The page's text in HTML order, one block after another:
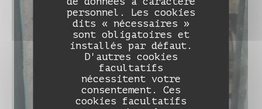
personnel. Les cookies
dits « nécessaires »
sont obligatoires et
installés par défaut.
D'autres cookies
facultatifs
nécessitent votre
consentement. Ces
cookies facultatifs